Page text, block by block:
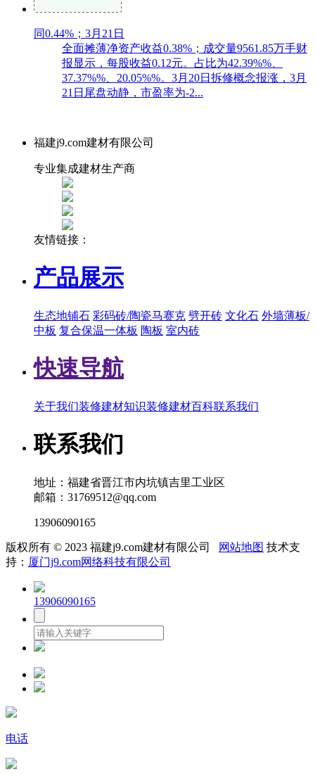
同0.44%；3月21日
全面摊薄净资产收益0.38%；成交量9561.85万手财
报显示，每股收益0.12元。占比为42.39%%、
37.37%%、20.05%%。3月20日拆修概念报涨，3月
21日尾盘动静，市盈率为-2...
福建j9.com建材有限公司
专业集成建材生产商
友情链接：
产品展示
生态地铺石 彩码砖/陶瓷马赛克 劈开砖 文化石 外墙薄板/
中板 复合保温一体板 陶板 室内砖
快速导航
关于我们装修建材知识装修建材百科联系我们
联系我们
地址：福建省晋江市内坑镇吉里工业区
邮箱：31769512@qq.com
13906090165
版权所有 © 2023 福建j9.com建材有限公司 网站地图 技术支
持： 厦门j9.com网络科技有限公司
13906090165
电话